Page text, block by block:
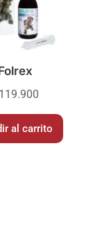
119.900
al carrito